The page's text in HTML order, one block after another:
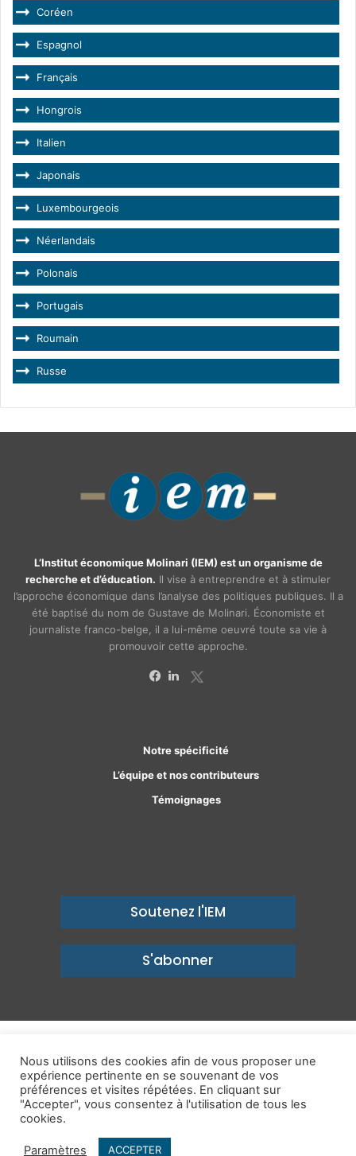
Coréen
Espagnol
Français
Hongrois
Italien
Japonais
Luxembourgeois
Néerlandais
Polonais
Portugais
Roumain
Russe
L’Institut économique Molinari (IEM) est un organisme de
recherche et d’éducation. Il vise à entreprendre et à stimuler
l’approche économique dans l’analyse des politiques publiques. Il a
été baptisé du nom de Gustave de Molinari. Économiste et
journaliste franco-belge, il a lui-même oeuvré toute sa vie à
promouvoir cette approche.
Notre spécificité
L’équipe et nos contributeurs
Témoignages
Soutenez l'IEM
S'abonner
un avenir prospère
Mentions légales-Politique de confidentialité-Contact
Publications
Nous utilisons des cookies afin de vous proposer une
expérience pertinente en se souvenant de vos
préférences et visites répétées. En cliquant sur
"Accepter", vous consentez à l'utilisation de tous les
cookies.
Paramètres ACCEPTER